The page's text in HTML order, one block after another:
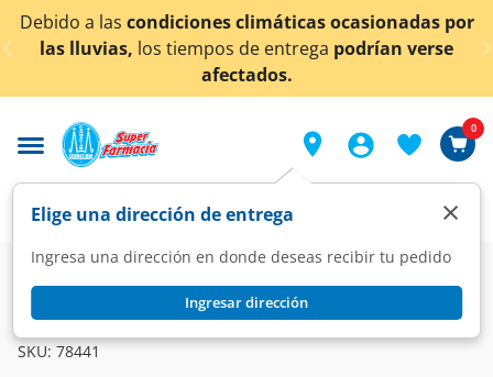
< div class="carousel-inner">
a lascondiciones climáticas ocasionadas por
lluvias, los tiempos de entregapodrían verse
afectados.
Elige una dirección de entrega
Ingresa una dirección en donde deseas recibir tu pedido
Ingresar dirección
×
0
Super Hogar Limpieza Aromatizante de Baño
Pastilla Desodorante Plescent Aroma Pino, 72 gr.
SKU: 78441